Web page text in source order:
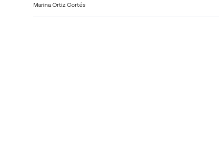
Marina Ortiz Cortés